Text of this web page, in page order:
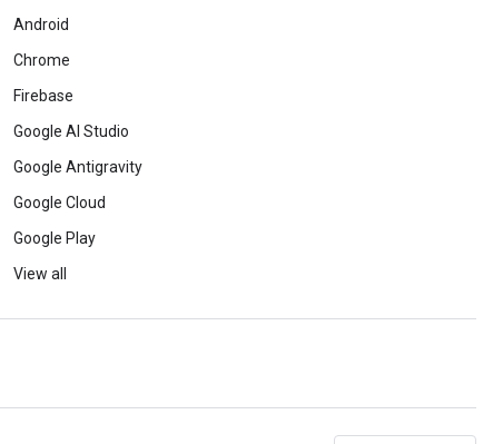
Android
Chrome
Firebase
Google AI Studio
Google Antigravity
Google Cloud
Google Play
View all